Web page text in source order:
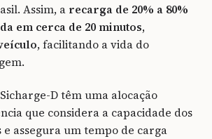
Assim, a recarga de 20% a 80%
em cerca de 20 minutos,
, facilitando a vida do
D têm uma alocação
que considera a capacidade dos
assegura um tempo de carga